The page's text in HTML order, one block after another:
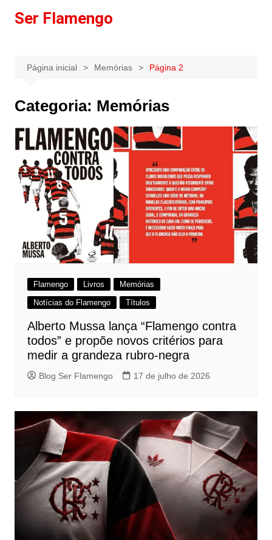
paraSer Flamengo
Página inicial Memórias Página 2
Categoria: Memórias
Flamengo Livros
Memórias
Notícias do Flamengo
Títulos
Alberto Mussa lança “Flamengo contra
todos” e propõe novos critérios para
medir a grandeza rubro-negra
Blog Ser Flamengo 17 de julho de 2026